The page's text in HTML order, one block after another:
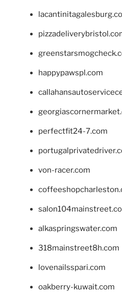
happypawspl.com
perfectfit24-7.com
von-racer.com
alkaspringswater.com
318mainstreet8h.com
lovenailsspari.com
oakberry-kuwait.com